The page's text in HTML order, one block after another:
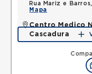
Rua Mariz e
Mapa
Centro Medico
Cascadura
Rua Carolina
RJ, 21350135 •